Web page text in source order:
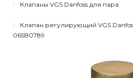
Клапаны VGS Danfoss для пара
Клапан регулирующий VGS
065B0789